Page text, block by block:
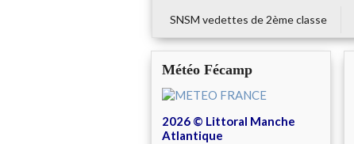
SNSM vedettes de 2ème classe
Météo Fécamp
2026 © Littoral Manche
Atlantique